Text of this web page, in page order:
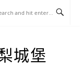
城堡